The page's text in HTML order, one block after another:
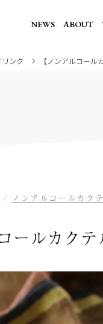
NEWS ABOUT
リンク 【ノンアルコー
/ ノンアルコールカク
ールカク